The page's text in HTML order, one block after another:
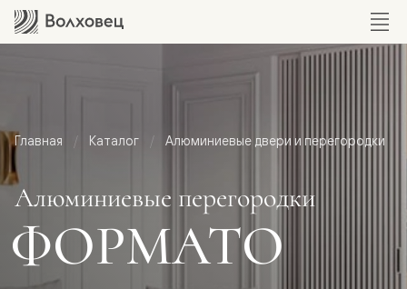
Главная Каталог Алюминиевые двери и перегородки
Алюминиевые перегородки
ФОРМАТО